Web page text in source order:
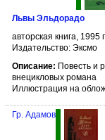
Львы Эльдорадо
авторская книга, 1995
Издательство: Эксмо
Описание: Повесть и
внецикловых романа
Иллюстрация на
Гр. Адамов